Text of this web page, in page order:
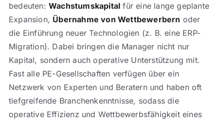
bedeuten: Wachstumskapital für eine lange geplante
Expansion, Übernahme von Wettbewerbern oder
die Einführung neuer Technologien (z. B. eine ERP-
Migration). Dabei bringen die Manager nicht nur
Kapital, sondern auch operative Unterstützung mit.
Fast alle PE-Gesellschaften verfügen über ein
Netzwerk von Experten und Beratern und haben oft
tiefgreifende Branchenkenntnisse, sodass die
operative Effizienz und Wettbewerbsfähigkeit eines